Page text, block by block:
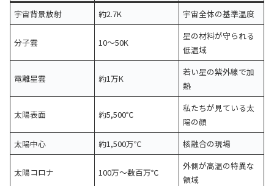
宇宙背景放射
約2.7K 宇宙全体の基準温度
分子雲 10〜50K
星の材料が守られる
低温域
電離星雲 約1万K
若い星の紫外線で加
熱
太陽表面 約5,500℃
私たちが見ている太
陽の顔
太陽中心
約1,500万℃ 核融合の現場
太陽コロナ 100万〜数百万℃
外側が高温の特異な
領域